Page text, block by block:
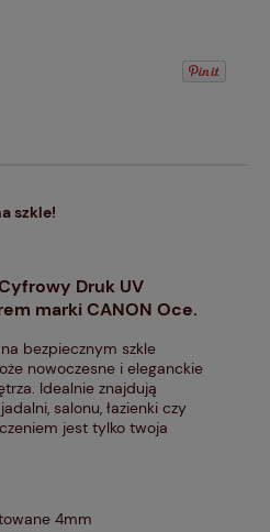
szkle!
Druk UV
marki CANON Oce.
bezpiecznym szkle
nowoczesne i eleganckie
Idealnie znajdują
salonu, łazienki czy
jest tylko twoja
4mm